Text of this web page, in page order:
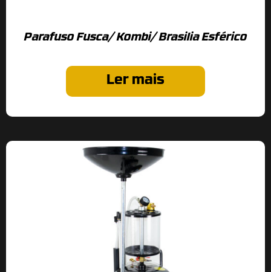
Parafuso Fusca/ Kombi/ Brasilia Esférico
Ler mais